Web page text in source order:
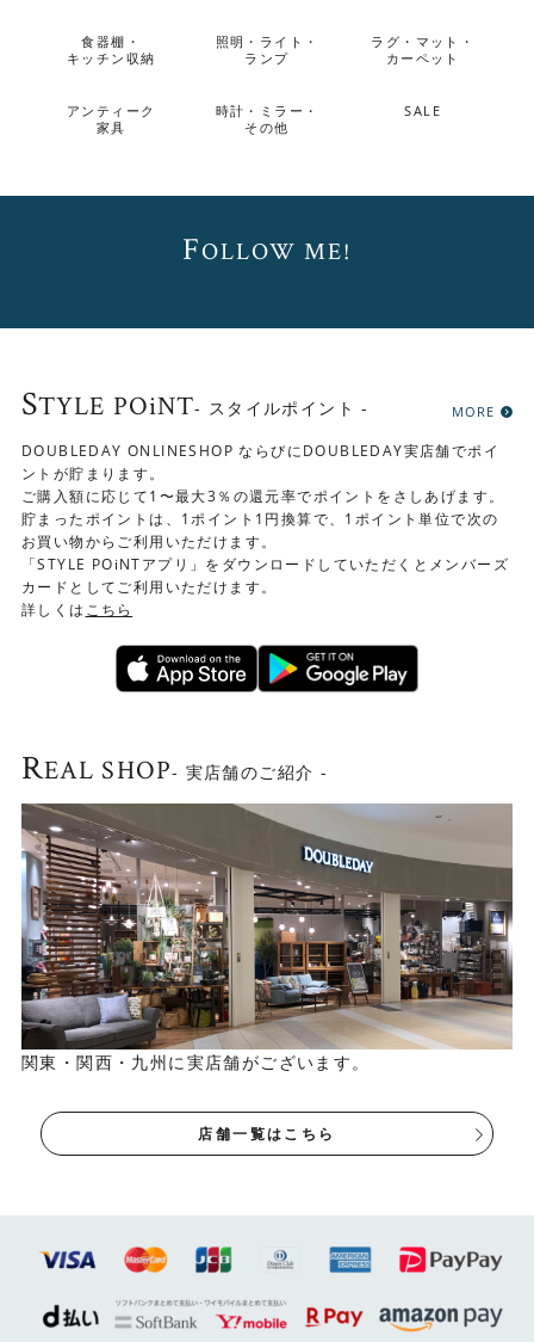
食器棚・
キッチン収納
照明・ライト・
ランプ
ラグ・マット・
カーペット
アンティーク
家具
時計・ミラー・
その他
SALE
FOLLOW ME!
STYLE POiNT- スタイルポイント - MORE
DOUBLEDAY ONLINESHOP ならびにDOUBLEDAY実店舗でポイ
ントが貯まります。
ご購入額に応じて1〜最大3％の還元率でポイントをさしあげます。
貯まったポイントは、1ポイント1円換算で、1ポイント単位で次の
お買い物からご利用いただけます。
「STYLE POiNTアプリ」をダウンロードしていただくとメンバーズ
カードとしてご利用いただけます。
詳しくは こちら
REAL SHOP- 実店舗のご紹介 -
関東・関西・九州に実店舗がございます。
店舗一覧はこちら